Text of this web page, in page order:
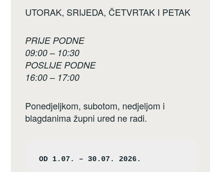
UTORAK, SRIJEDA, ČETVRTAK I PETAK
PRIJE PODNE
09:00 – 10:30
POSLIJE PODNE
16:00 – 17:00
Ponedjeljkom, subotom, nedjeljom i
blagdanima župni ured ne radi.
OD 1.07. – 30.07. 2026.